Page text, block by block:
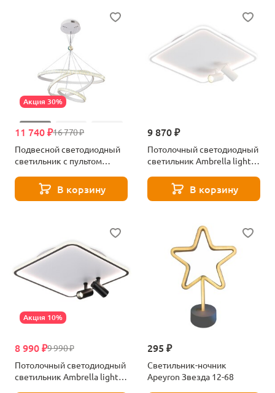
Акция 30%
16 770 ₽
11 740 ₽
Подвесной светодиодный
светильник с пультом
В корзину
9 870 ₽
Потолочный светодиодный
светильник Ambrella light
В корзину
Акция 10%
9 990 ₽
8 990 ₽
Потолочный светодиодный
светильник Ambrella light
295 ₽
Светильник-ночник
Apeyron Звезда 12-68